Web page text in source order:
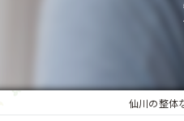
エクスケ
仙川の整体